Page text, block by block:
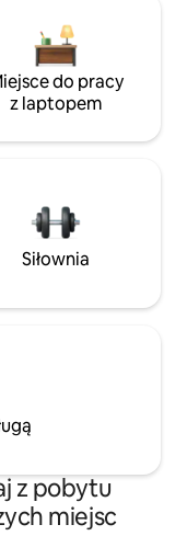
do pracy
z laptopem
Siłownia
z pobytu
miejsc